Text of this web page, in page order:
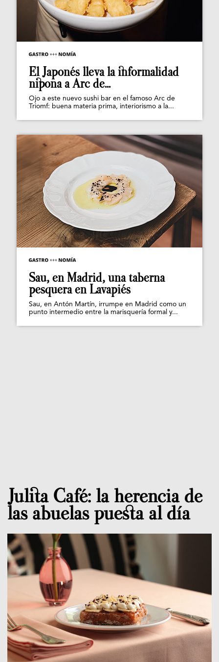
El Japonés lleva la informalidad
nipona a Arc de...
Ojo a este nuevo sushi bar en el famoso Arc de
Triomf: buena materia prima, interiorismo a la...
Sau, en Madrid, una taberna
pesquera en Lavapiés
Sau, en Antón Martín, irrumpe en Madrid como un
punto intermedio entre la marisquería formal y...
Julita Café: la herencia de
las abuelas puesta al día